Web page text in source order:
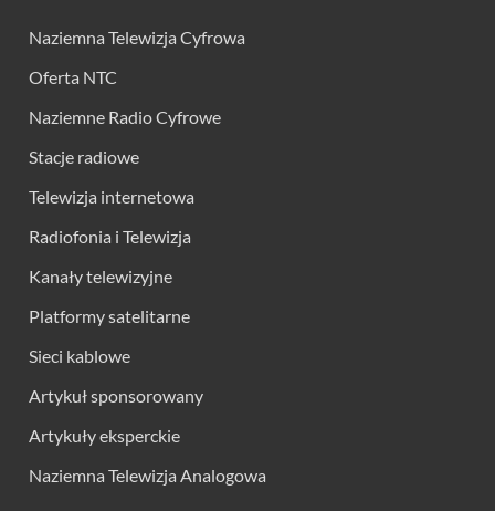
Naziemna Telewizja Cyfrowa
Oferta NTC
Naziemne Radio Cyfrowe
Stacje radiowe
Telewizja internetowa
Radiofonia i Telewizja
Kanały telewizyjne
Platformy satelitarne
Sieci kablowe
Artykuł sponsorowany
Artykuły eksperckie
Naziemna Telewizja Analogowa